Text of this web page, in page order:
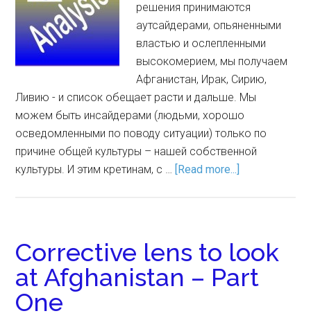
решения принимаются
аутсайдерами, опьяненными
властью и ослепленными
высокомерием, мы получаем
Афганистан, Ирак, Сирию,
Ливию - и список обещает расти и дальше. Мы
можем быть инсайдерами (людьми, хорошо
осведомленными по поводу ситуации) только по
причине общей культуры – нашей собственной
культуры. И этим кретинам, с … [Read more...]
Corrective lens to look
at Afghanistan – Part
One